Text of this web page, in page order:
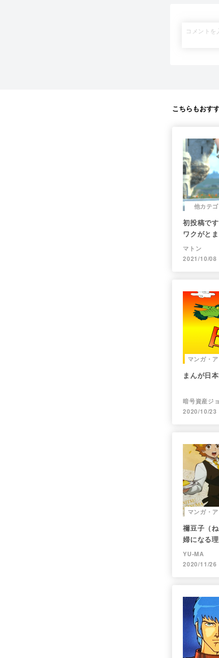
こちらもおす
他カテ
初投稿で
ワクがと
マトン
2021/10/08
マンガ・
まんが日
暗号資産ジ
2020/10/23
マンガ・
禰豆子（
婦になる
ツチ】＜
YU-MA
2020/11/26